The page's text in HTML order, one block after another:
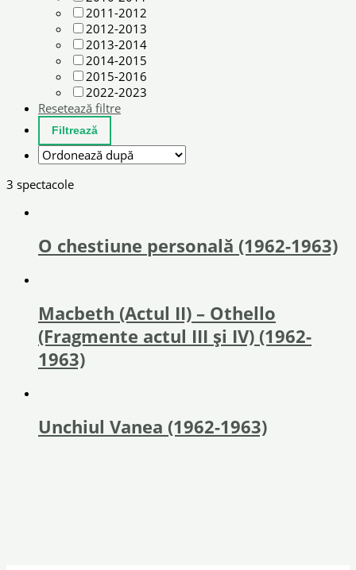
2011-2012
2012-2013
2013-2014
2014-2015
2015-2016
2022-2023
Resetează filtre
3 spectacole
O chestiune personală (1962-1963)
Macbeth (Actul II) – Othello
(Fragmente actul III și IV) (1962-
1963)
Unchiul Vanea (1962-1963)